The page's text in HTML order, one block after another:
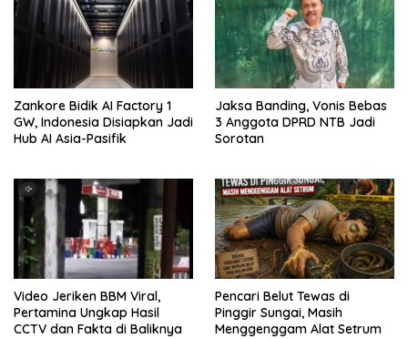
Zankore Bidik AI Factory 1
GW, Indonesia Disiapkan Jadi
Hub AI Asia-Pasifik
Jaksa Banding, Vonis Bebas
3 Anggota DPRD NTB Jadi
Sorotan
Video Jeriken BBM Viral,
Pertamina Ungkap Hasil
CCTV dan Fakta di Baliknya
Pencari Belut Tewas di
Pinggir Sungai, Masih
Menggenggam Alat Setrum